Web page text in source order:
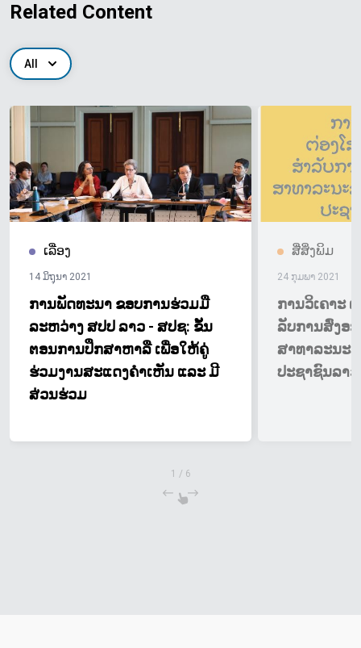
Related Content
All
ເລື່ອງ
14 ມິຖຸນາ 2021
ການພັດທະນາ ຂອບການຮ່ວມມື
ລະຫວ່າງ ສປປ ລາວ - ສປຊ: ຂັ້ນ
ຕອນການປຶກສາຫາລື ເພື່ອໃຫ້ຄູ່
ຮ່ວມງານສະແດງຄຳເຫັນ ແລະ ມີ
ສ່ວນຮ່ວມ
ສື່ສິ່ງພິມ
24 ກຸມພາ 2021
ການວິເຄາະ
ລັບການສົ່ງອ
ສາທາລະນະ
ປະຊາຊົນລາວ
1 / 6